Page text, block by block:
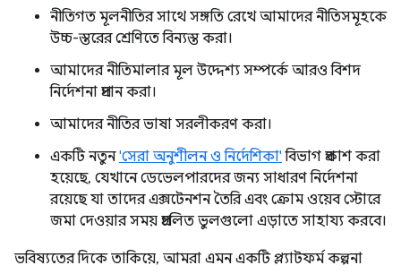
নীতিগত মূলনীতির সাথে সঙ্গতি রেখে আমাদের নীতিসমূহকে
উচ্চ-স্তরের শ্রেণিতে বিন্যস্ত করা।
আমাদের নীতিমালার মূল উদ্দেশ্য সম্পর্কে আরও বিশদ
নির্দেশনা প্রদান করা।
আমাদের নীতির ভাষা সরলীকরণ করা।
একটি নতুন'সেরা অনুশীলন ও নির্দেশিকা' বিভাগ প্রকাশ করা
হয়েছে, যেখানে ডেভেলপারদের জন্য সাধারণ নির্দেশনা
রয়েছে যা তাদের এক্সটেনশন তৈরি এবং ক্রোম ওয়েব স্টোরে
জমা দেওয়ার সময় প্রচলিত ভুলগুলো এড়াতে সাহায্য করবে।
ভবিষ্যতের দিকে তাকিয়ে, আমরা এমন একটি প্ল্যাটফর্ম কল্পনা